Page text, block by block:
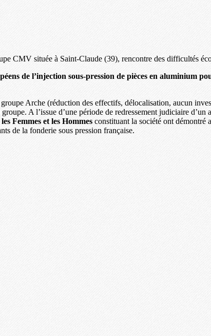
CMV située à Saint-Claude (39), rencontre des difficultés
de l’injection sous-pression de pièces en aluminium
Arche (réduction des effectifs, délocalisation, aucun
A l’issue d’une période de redressement judiciaire
les Femmes et les Hommes constituant la société ont démontré
de la fonderie sous pression française.